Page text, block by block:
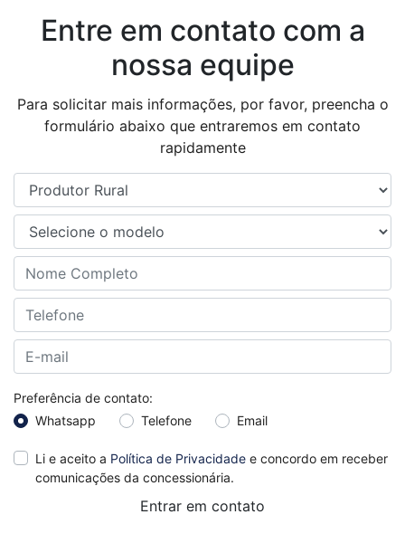
Entre em contato com a
nossa equipe
Para solicitar mais informações, por favor, preencha o
formulário abaixo que entraremos em contato
rapidamente
Preferência de contato:
Whatsapp
Telefone Email
Li e aceito a Política de Privacidade e concordo em receber
comunicações da concessionária.
Entrar em contato